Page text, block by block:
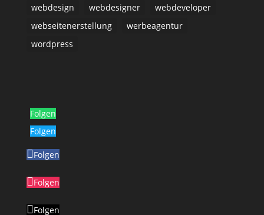
webdesign webdesigner
webdeveloper
webseitenerstellung
werbeagentur
wordpress
Folgen
Folgen
Folgen
Folgen
Folgen